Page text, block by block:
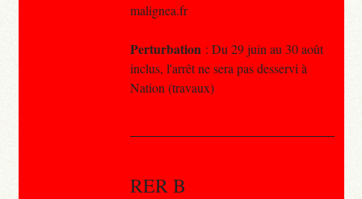
malignea.fr
Perturbation : Du 29 juin au 30 août
inclus, l'arrêt ne sera pas desservi à
Nation (travaux)
RER B